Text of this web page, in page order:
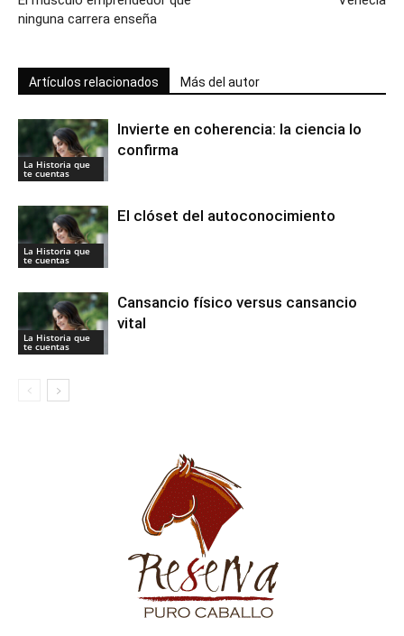
ninguna carrera enseña
Artículos relacionados Más del autor
La Historia que
te cuentas
Invierte en coherencia: la ciencia lo
confirma
La Historia que
te cuentas
El clóset del autoconocimiento
La Historia que
te cuentas
Cansancio físico versus cansancio
vital